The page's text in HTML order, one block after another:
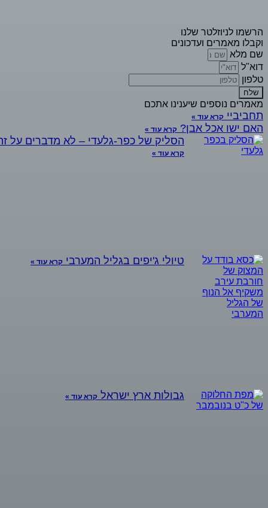
הרשמו לניוזלטר שלנו
וקבלו מאמרים ועדכונים
שם מלא
דוא"ל
טלפון
שלח
מאמרים נוספים שיענינו אתכם
תחביביי קרא עוד »
האם ישו אכל אבן?קרא עוד »
הסליק של כפר-גלעדי – לא מדברים על זה
קרא עוד »
טיולי ג'יפים בגליל המערביקרא עוד »
גבולות ארץ ישראלקרא עוד »